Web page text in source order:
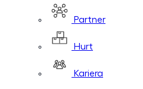
Partner
Hurt
Kariera